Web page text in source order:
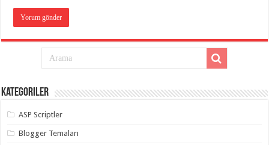
Kategoriler
ASP Scriptler
Blogger Temaları